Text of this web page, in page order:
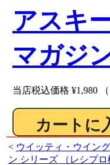
アスキ
マガジ
当店税込価格 ¥1,980
< ウイッティ・ウイン
ン シリーズ （レシプ